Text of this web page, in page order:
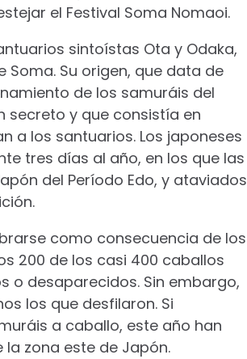
el Festival Soma Nomaoi.
sintoístas Ota y Odaka,
Soma. Su origen, que data de
de los samuráis del
secreto y que consistía en
a los santuarios. Los japoneses
tres días al año, en los que las
del Período Edo, y ataviados
como consecuencia de los
200 de los casi 400 caballos
o desaparecidos. Sin embargo,
los que desfilaron. Si
a caballo, este año han
zona este de Japón.